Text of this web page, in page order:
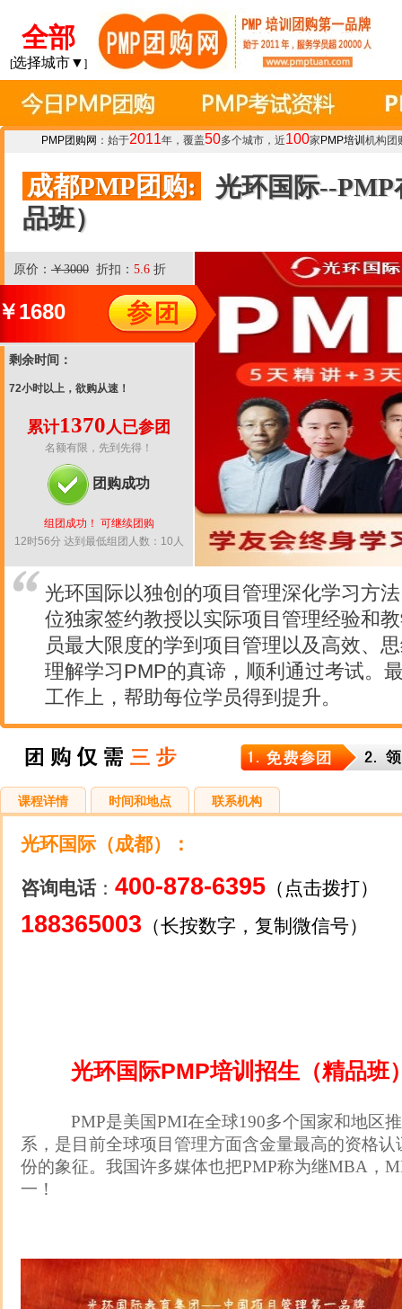
全部
[选择城市▼ ]
PMP团购网 ：始于2011年，覆盖50多个城市，近100家 PMP培训 机构团
成都PMP团购:
光环国际--
品班）
原价： ￥3000 折扣： 5.6 折
1680
剩余时间：
72小时以上，欲购从速！
累计1370人已参团
名额有限，先到先得！
团购成功
组团成功！ 可继续团购
12时56分 达到最低组团人数：10人
光环国际以独创的项目管理深化学习方
位独家签约教授以实际项目管理经验和
员最大限度的学到项目管理以及高效、
理解学习PMP的真谛，顺利通过考试。
工作上，帮助每位学员得到提升。
课程详情 时间和地点 联系机构
光环国际（成都） ：
咨询电话： 400-878-6395 （点击拨打）
188365003 （长按数字，复制微信号）
光环国际PMP培训招生（精品班
PMP是美国PMI在全球190多个国家和地区
系，是目前全球项目管理方面含金量最高的资格
份的象征。我国许多媒体也把PMP称为继MBA，
一！